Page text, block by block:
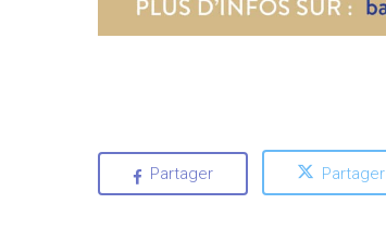
Partager Partager